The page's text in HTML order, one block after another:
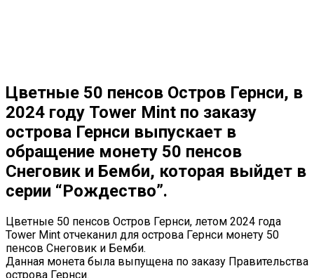
Цветные 50 пенсов Остров Гернси, в
2024 году Tower Mint по заказу
острова Гернси выпускает в
обращение монету 50 пенсов
Снеговик и Бемби, которая выйдет в
серии “Рождество”.
Цветные 50 пенсов Остров Гернси, летом 2024 года
Tower Mint отчеканил для острова Гернси монету 50
пенсов Снеговик и Бемби.
Данная монета была выпущена по заказу Правительства
острова Гернси.